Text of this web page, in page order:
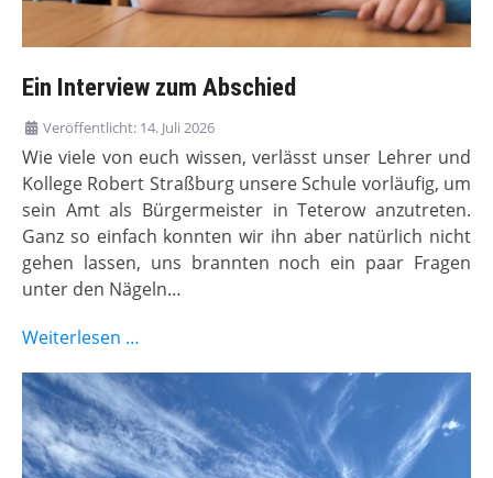
Ein Interview zum Abschied
Veröffentlicht: 14. Juli 2026
Wie viele von euch wissen, verlässt unser Lehrer und
Kollege Robert Straßburg unsere Schule vorläufig, um
sein Amt als Bürgermeister in Teterow anzutreten.
Ganz so einfach konnten wir ihn aber natürlich nicht
gehen lassen, uns brannten noch ein paar Fragen
unter den Nägeln…
Weiterlesen …